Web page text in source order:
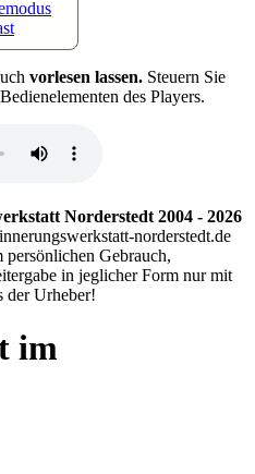
vorlesen lassen. Steuern Sie
des Players.
Norderstedt 2004 - 2026
norderstedt.de
Gebrauch,
in jeglicher Form nur mit
der Urheber!
im